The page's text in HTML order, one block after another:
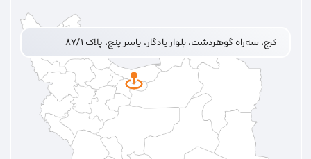
کرج، سه‌راه گوهردشت، بلوار یادگار، یاسر پنج، پلاک ۸۷/۱